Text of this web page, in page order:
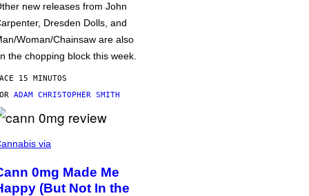
new releases from John
Dresden Dolls, and
Woman/Chainsaw are also
the chopping block this week.
15 MINUTOS
ADAM CHRISTOPHER SMITH
via
0mg Made Me
(But Not In the